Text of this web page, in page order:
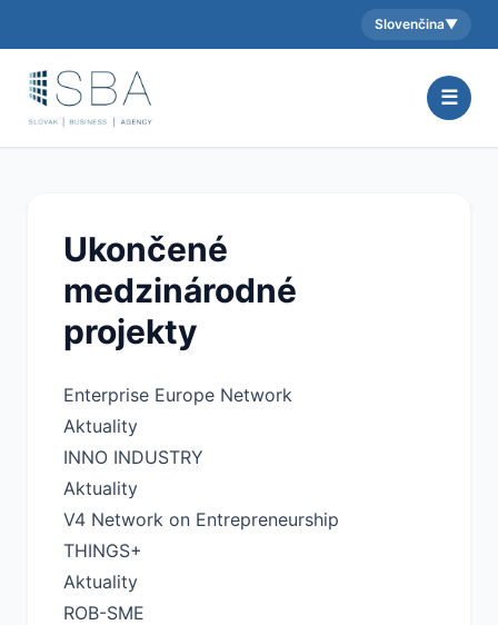
Aktuálny jazyk:
Slovenčina▼
☰
Ukončené
medzinárodné
projekty
Enterprise Europe Network
Aktuality
INNO INDUSTRY
Aktuality
V4 Network on Entrepreneurship
THINGS+
Aktuality
ROB-SME